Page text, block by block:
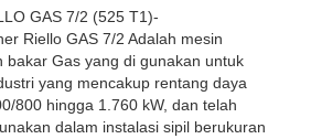
GAS 7/2 (525 T1)-
Riello GAS 7/2 Adalah mesin
bakar Gas yang di gunakan untuk
yang mencakup rentang daya
800 hingga 1.760 kW, dan telah
dalam instalasi sipil berukuran